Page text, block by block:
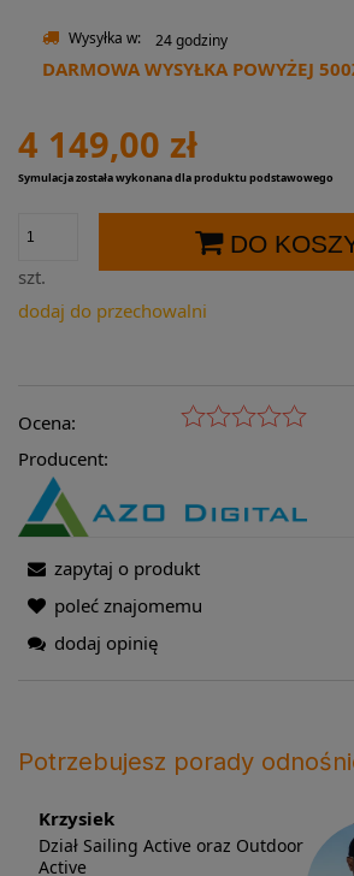
Wysyłka w: 24 godziny
DARMOWA WYSYŁKA POWYŻEJ
4 149,00 zł
Symulacja została wykonana dla produktu podstawowego
szt.
DO
dodaj do przechowalni
Ocena:
Producent:
zapytaj o produkt
poleć znajomemu
dodaj opinię
Potrzebujesz porady
Krzysiek
Dział Sailing Active oraz Outdoor
Active